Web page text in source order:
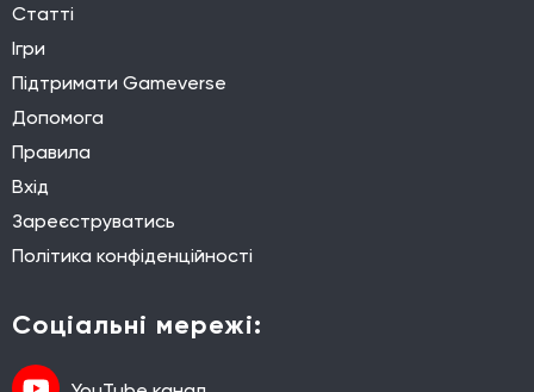
Статті
Ігри
Підтримати Gameverse
Допомога
Правила
Вхід
Зареєструватись
Політика конфіденційності
Соціальні мережі: